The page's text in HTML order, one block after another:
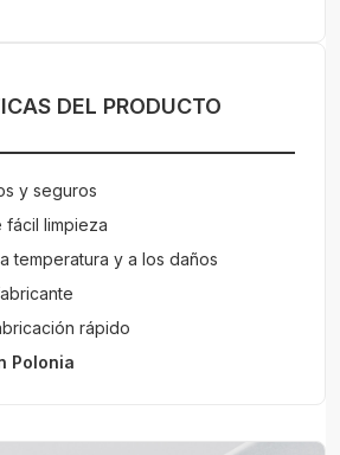
DEL PRODUCTO
y seguros
limpieza
temperatura y a los daños
rápido
Polonia